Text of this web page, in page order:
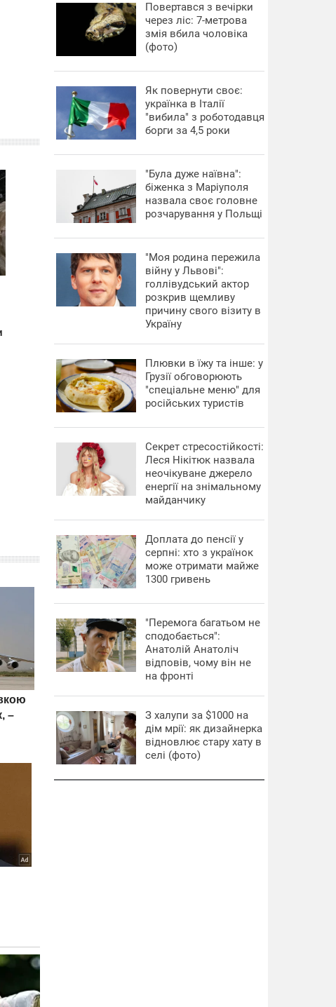
Повертався з вечірки
через ліс: 7-метрова
змія вбила чоловіка
(фото)
​Як повернути своє:
українка в Італії
"вибила" з роботодавця
борги за 4,5 роки
"Була дуже наївна":
біженка з Маріуполя
назвала своє головне
розчарування у Польщі
"Моя родина пережила
війну у Львові":
голлівудський актор
розкрив щемливу
причину свого візиту в
Україну
Плювки в їжу та інше: у
Грузії обговорюють
"спеціальне меню" для
російських туристів
Секрет стресостійкості:
Леся Нікітюк назвала
неочікуване джерело
енергії на знімальному
майданчику
Доплата до пенсії у
серпні: хто з українок
може отримати майже
1300 гривень
"Перемога багатьом не
сподобається":
Анатолій Анатоліч
відповів, чому він не
на фронті
З халупи за $1000 на
дім мрії: як дизайнерка
відновлює стару хату в
селі (фото)